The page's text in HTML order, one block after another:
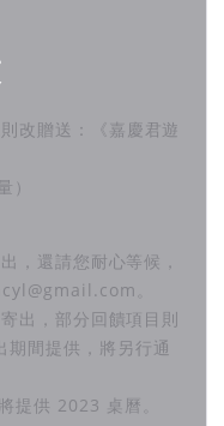
改贈送：《嘉慶君遊
，還請您耐心等候，
。
出，部分回饋項目則
期間提供，將另行通
供 2023 桌曆。